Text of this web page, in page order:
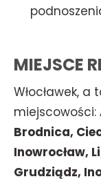
MIEJSCE
Włocławek, a
miejscowości:
Brodnica,
Inowrocław,
Grudziądz,